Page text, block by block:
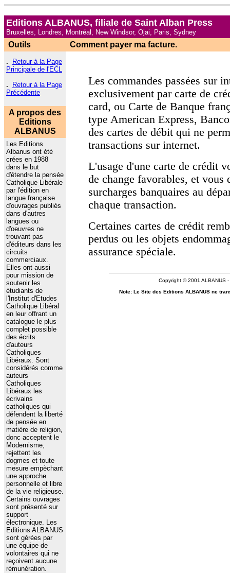
Editions ALBANUS, filiale de Saint Alban Press
Bruxelles, Londres, Montréal, New Windsor, Ojai, Paris, Sydney
Outils
.
Retour à la Page
Principale de l'ECL
.
Retour à la Page
Précédente
A propos des
Editions
ALBANUS
Les Editions
Albanus ont été
crées en 1988
dans le but
d'étendre la pensée
Catholique Libérale
par l'édition en
langue française
d'ouvrages publiés
dans d'autres
langues ou
d'oeuvres ne
trouvant pas
d'éditeurs dans les
circuits
commerciaux.
Elles ont aussi
pour mission de
soutenir les
étudiants de
l'Institut d'Etudes
Catholique Libéral
en leur offrant un
catalogue le plus
complet possible
des écrits
d'auteurs
Catholiques
Libéraux. Sont
considérés comme
auteurs
Catholiques
Libéraux les
écrivains
catholiques qui
défendent la liberté
de pensée en
matière de religion,
donc acceptent le
Modernisme,
rejettent les
dogmes et toute
mesure empèchant
une approche
personnelle et libre
de la vie religieuse.
Certains ouvrages
sont présenté sur
support
électronique. Les
Editions ALBANUS
sont gérées par
une équipe de
volontaires qui ne
reçoivent aucune
rémunération.
Comment payer ma facture.
Les commandes passées sur
exclusivement par carte de
card, ou Carte de Banque
type American Express,
des cartes de débit qui ne
transactions sur internet.
L'usage d'une carte de crédit
de change favorables, et vous
surcharges banquaires au
chaque transaction.
Certaines cartes de crédit
perdus ou les objets
assurance spéciale.
Copyright © 2001 ALBANUS
Note: Le Site des Editions ALBANUS ne